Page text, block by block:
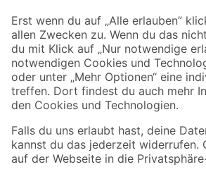
Sicher einkaufen
Jetzt die toom-App herunterladen
Alle Preisangaben in EUR inkl. gesetzl. MwSt.. Die
Umständen nicht in allen Märkten verfügbar. Die